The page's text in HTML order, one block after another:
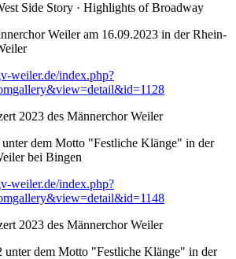
Side Story · Highlights of Broadway
Weiler am 16.09.2023 in der Rhein-
weiler.de/index.php?
2023 des Männerchor Weiler
dem Motto "Festliche Klänge" in der
bei Bingen
weiler.de/index.php?
2023 des Männerchor Weiler
unter dem Motto "Festliche Klänge" in der